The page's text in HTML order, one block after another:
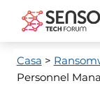
Casa >
Personnel